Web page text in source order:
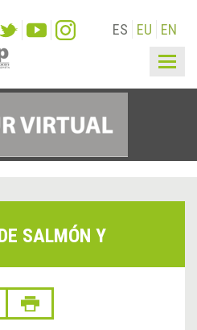
ES EU EN
SALMÓN Y